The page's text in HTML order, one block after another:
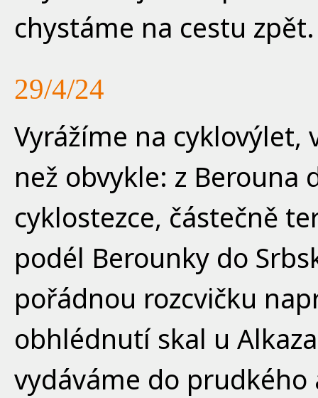
chystáme na cestu zpět.
29/4/24
Vyrážíme na
než obvykle: z Berouna
cyklostezce, částečně
podél Berounky do
pořádnou rozcvičku
obhlédnutí skal u
vydáváme do